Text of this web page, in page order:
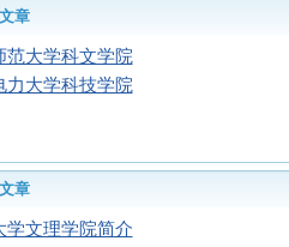
章
范大学科文学院
力大学科技学院
章
学文理学院简介